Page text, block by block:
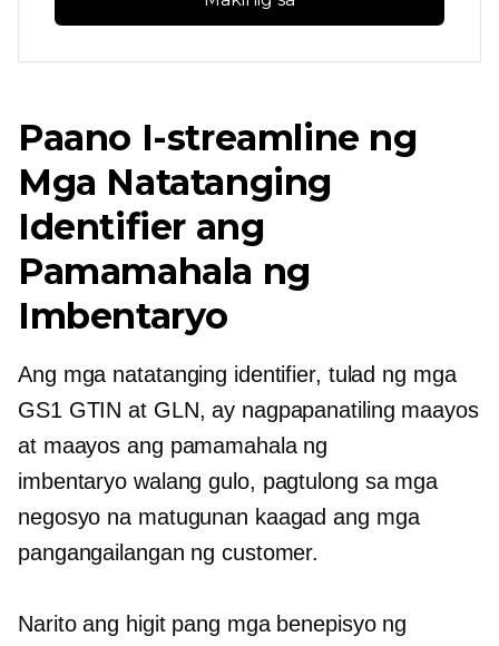
Paano I-streamline ng
Mga Natatanging
Identifier ang
Pamamahala ng
Imbentaryo
Ang mga natatanging identifier, tulad ng mga
GS1 GTIN at GLN, ay nagpapanatiling maayos
at maayos ang pamamahala ng
imbentaryo walang gulo, pagtulong sa mga
negosyo na matugunan kaagad ang mga
pangangailangan ng customer.
Narito ang higit pang mga benepisyo ng